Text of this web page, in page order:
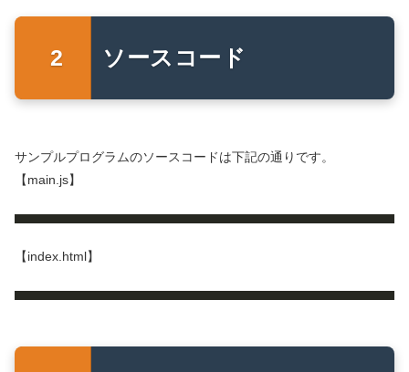
ソースコード
サンプルプログラムのソースコードは下記の通りです。
【main.js】
【index.html】